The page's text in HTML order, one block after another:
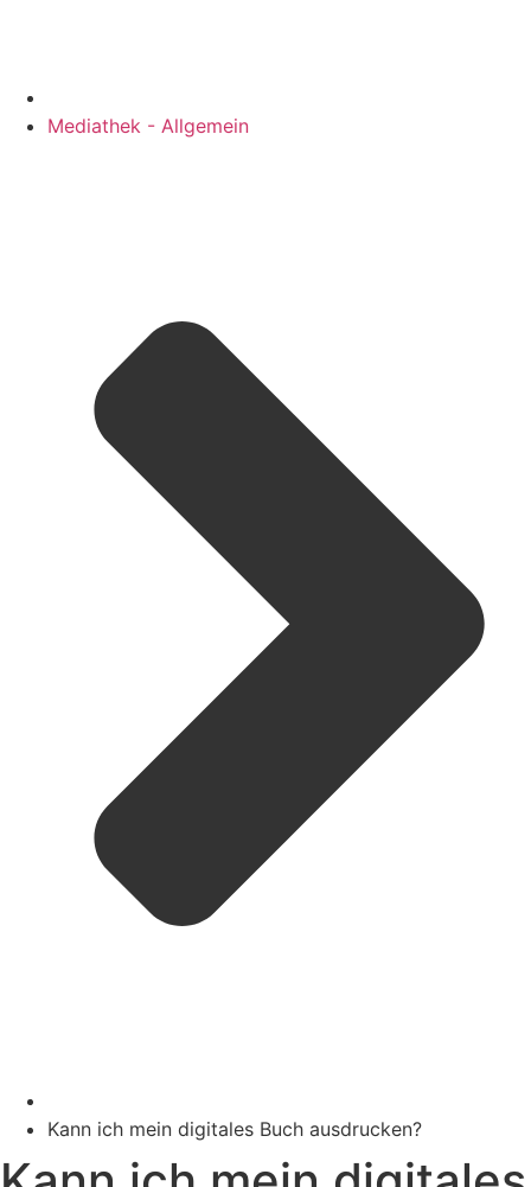
Mediathek - Allgemein
Kann ich mein digitales Buch ausdrucken?